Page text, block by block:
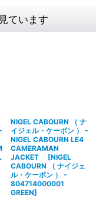
ています
NIGEL CABOURN （ ナ
イジェル・ケーボン ） -
NIGEL CABOURN LE4
CAMERAMAN
JACKET
[NIGEL
CABOURN （ ナイジェ
ル・ケーボン ） -
804714000001
GREEN]